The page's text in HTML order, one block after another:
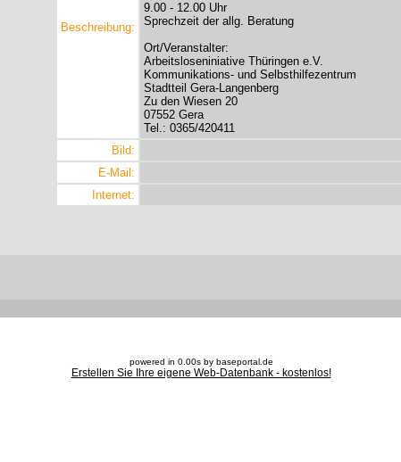
Beschreibung:
9.00 - 12.00 Uhr
Sprechzeit der allg. Beratung
Ort/Veranstalter:
Arbeitsloseniniative Thüringen e.V.
Kommunikations- und Selbsthilfezentrum
Stadtteil Gera-Langenberg
Zu den Wiesen 20
07552 Gera
Tel.: 0365/420411
Bild:
E-Mail:
Internet:
powered in 0.00s by baseportal.de
Erstellen Sie Ihre eigene Web-Datenbank - kostenlos!